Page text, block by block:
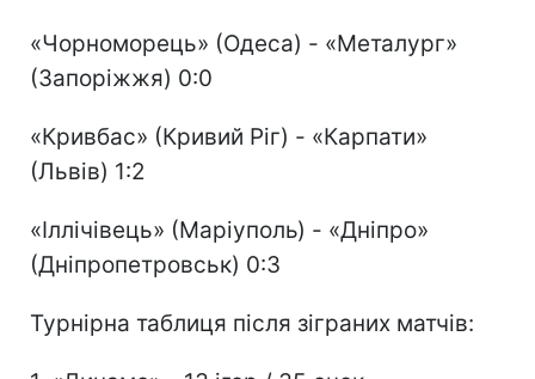
«Чорноморець» (Одеса) - «Металург»
(Запоріжжя) 0:0
«Кривбас» (Кривий Ріг) - «Карпати»
(Львів) 1:2
«Іллічівець» (Маріуполь) - «Дніпро»
(Дніпропетровськ) 0:3
Турнірна таблиця після зіграних матчів: